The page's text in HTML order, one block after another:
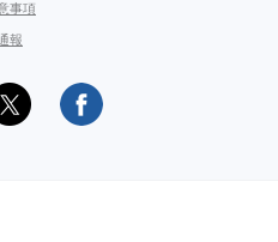
事項
報